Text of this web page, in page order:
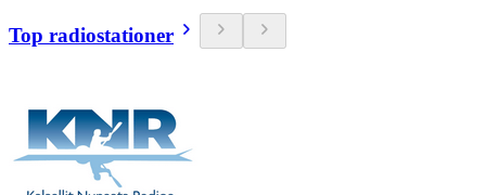
Top radiostationer